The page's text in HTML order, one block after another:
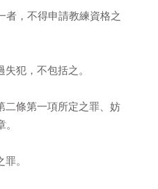
者，不得申請教練資格之
犯，不包括之。
二條第一項所定之罪、妨
。